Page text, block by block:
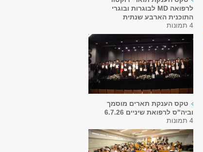
לרפואה MD לבוגרות ובוגרי
התוכנית הארבע שנתית
4 תמונות
טקס הענקת תארים מוסמך
וביה"ס לרפואת שיניים 6.7.26
4 תמונות